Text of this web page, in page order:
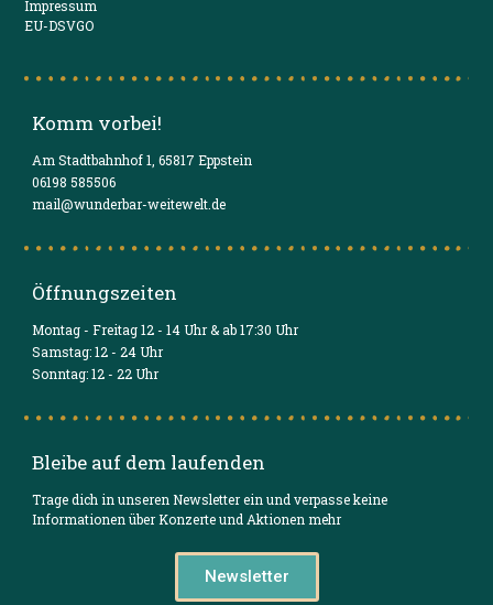
Impressum
EU-DSVGO
Komm vorbei!
Am Stadtbahnhof 1, 65817 Eppstein
06198 585506
mail@wunderbar-weitewelt.de
Öffnungszeiten
Montag - Freitag 12 - 14 Uhr & ab 17:30 Uhr
Samstag: 12 - 24 Uhr
Sonntag: 12 - 22 Uhr
Bleibe auf dem laufenden
Trage dich in unseren Newsletter ein und verpasse keine
Informationen über Konzerte und Aktionen mehr
Newsletter